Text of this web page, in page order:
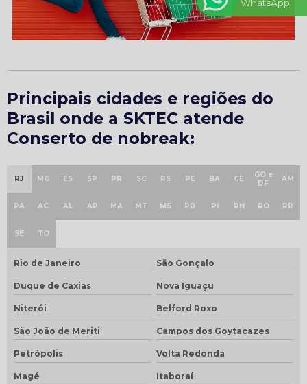
Principais cidades e regiões do
Brasil onde a SKTEC atende
Conserto de nobreak:
RJ MG ES SP PR SC RS PE BA CE
GO e
DF
AM
PA AC AL AP MA MT MS PB PI RN RO RR
SE TO
Rio de Janeiro São Gonçalo
Duque de Caxias Nova Iguaçu
Niterói Belford Roxo
São João de Meriti Campos dos Goytacazes
Petrópolis Volta Redonda
Magé Itaboraí
WhatsApp